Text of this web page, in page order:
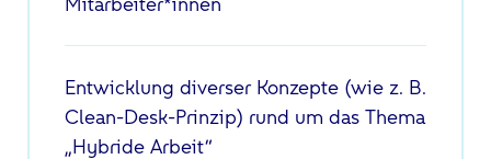
Entwicklung diverser Konzepte (wie z. B.
Clean-Desk-Prinzip) rund um das Thema
„Hybride Arbeit“